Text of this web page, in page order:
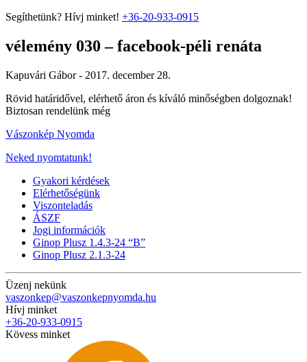
Segíthetünk? Hívj minket! +36-20-933-0915
vélemény 030 – facebook-péli renáta
Kapuvári Gábor - 2017. december 28.
Rövid határidővel, elérhető áron és kíváló minőségben dolgoznak!
Biztosan rendelünk még
Vászonkép Nyomda
Neked nyomtatunk!
Gyakori kérdések
Elérhetőségünk
Viszonteladás
ÁSZF
Jogi információk
Ginop Plusz 1.4.3-24 “B”
Ginop Plusz 2.1.3-24
Üzenj nekünk
vaszonkep@vaszonkepnyomda.hu
Hívj minket
+36-20-933-0915
Kövess minket